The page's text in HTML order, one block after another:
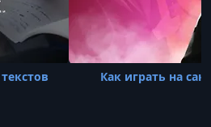
Как играть на